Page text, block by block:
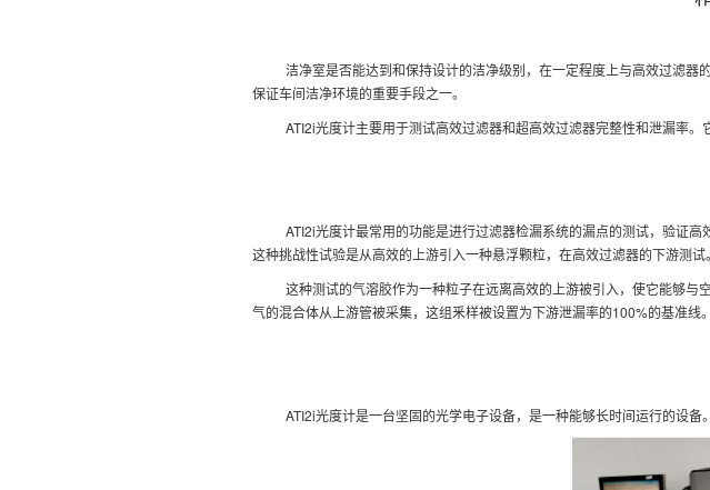
洁净室是否能达到和保持设计的洁净级别，在一定程度上与高效过滤
保证车间洁净环境的重要手段之一。
ATI2i光度计主要用于测试高效过滤器和超高效过滤器完整性和泄漏率
ATI2i光度计最常用的功能是进行过滤器检漏系统的漏点的测试，验证
这种挑战性试验是从高效的上游引入一种悬浮颗粒，在高效过滤器的下游测试。
这种测试的气溶胶作为一种粒子在远离高效的上游被引入，使它能够
气的混合体从上游管被采集，这组釆样被设置为下游泄漏率的100%的基准
ATI2i光度计是一台坚固的光学电子设备，是一种能够长时间运行的设